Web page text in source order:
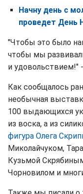
Начну день с
проведет День
"Чтобы это было
чтобы мы
и удовольствием!"
Как сообщалось
необычная
100 выдающихся
из воска, а из
фигура Олега
Миколайчуком,
Кузьмой
Чорновилом и